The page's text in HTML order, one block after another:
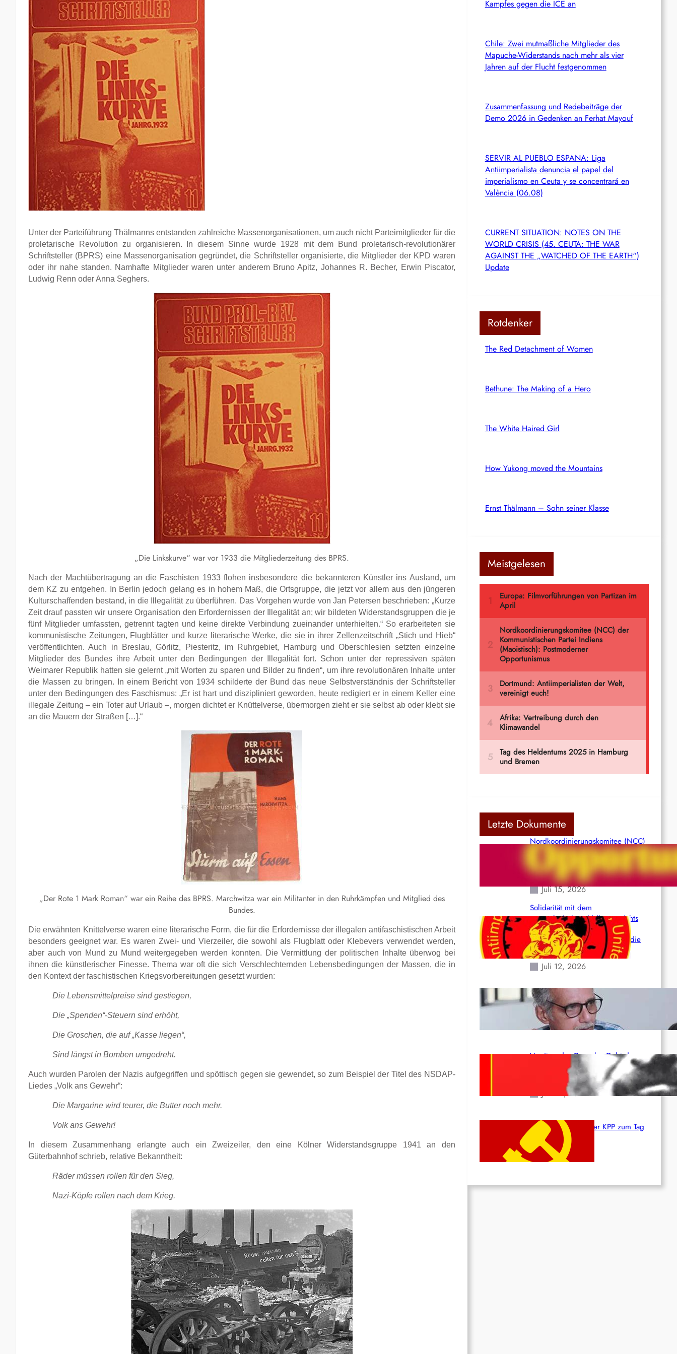
Unter der Parteiführung Thälmanns entstanden zahlreiche Massenorganisationen, um auch nicht Parteimitglieder für die
proletarische Revolution zu organisieren. In diesem Sinne wurde 1928 mit dem Bund proletarisch-revolutionärer
Schriftsteller (BPRS) eine Massenorganisation gegründet, die Schriftsteller organisierte, die Mitglieder der KPD waren
oder ihr nahe standen. Namhafte Mitglieder waren unter anderem Bruno Apitz, Johannes R. Becher, Erwin Piscator,
Ludwig Renn oder Anna Seghers.
„Die Linkskurve“ war vor 1933 die Mitgliederzeitung des BPRS.
Nach der Machtübertragung an die Faschisten 1933 flohen insbesondere die bekannteren Künstler ins Ausland, um
dem KZ zu entgehen. In Berlin jedoch gelang es in hohem Maß, die Ortsgruppe, die jetzt vor allem aus den jüngeren
Kulturschaffenden bestand, in die Illegalität zu überführen. Das Vorgehen wurde von Jan Petersen beschrieben: „Kurze
Zeit drauf passten wir unsere Organisation den Erfordernissen der Illegalität an; wir bildeten Widerstandsgruppen die je
fünf Mitglieder umfassten, getrennt tagten und keine direkte Verbindung zueinander unterhielten.“ So erarbeiteten sie
kommunistische Zeitungen, Flugblätter und kurze literarische Werke, die sie in ihrer Zellenzeitschrift „Stich und Hieb“
veröffentlichten. Auch in Breslau, Görlitz, Piesteritz, im Ruhrgebiet, Hamburg und Oberschlesien setzten einzelne
Mitglieder des Bundes ihre Arbeit unter den Bedingungen der Illegalität fort. Schon unter der repressiven späten
Weimarer Republik hatten sie gelernt „mit Worten zu sparen und Bilder zu finden“, um ihre revolutionären Inhalte unter
die Massen zu bringen. In einem Bericht von 1934 schilderte der Bund das neue Selbstverständnis der Schriftsteller
unter den Bedingungen des Faschismus: „Er ist hart und diszipliniert geworden, heute redigiert er in einem Keller eine
illegale Zeitung – ein Toter auf Urlaub –, morgen dichtet er Knüttelverse, übermorgen zieht er sie selbst ab oder klebt sie
an die Mauern der Straßen […].“
„Der Rote 1 Mark Roman“ war ein Reihe des BPRS. Marchwitza war ein Militanter in den Ruhrkämpfen und Mitglied des
Bundes.
Die erwähnten Knittelverse waren eine literarische Form, die für die Erfordernisse der illegalen antifaschistischen Arbeit
besonders geeignet war. Es waren Zwei- und Vierzeiler, die sowohl als Flugblatt oder Klebevers verwendet werden,
aber auch von Mund zu Mund weitergegeben werden konnten. Die Vermittlung der politischen Inhalte überwog bei
ihnen die künstlerischer Finesse. Thema war oft die sich Verschlechternden Lebensbedingungen der Massen, die in
den Kontext der faschistischen Kriegsvorbereitungen gesetzt wurden:
Die Lebensmittelpreise sind gestiegen,
Die „Spenden“-Steuern sind erhöht,
Die Groschen, die auf „Kasse liegen“,
Sind längst in Bomben umgedreht.
Auch wurden Parolen der Nazis aufgegriffen und spöttisch gegen sie gewendet, so zum Beispiel der Titel des NSDAP-
Liedes „Volk ans Gewehr“:
Die Margarine wird teurer, die Butter noch mehr.
Volk ans Gewehr!
In diesem Zusammenhang erlangte auch ein Zweizeiler, den eine Kölner Widerstandsgruppe 1941 an den
Güterbahnhof schrieb, relative Bekanntheit:
Räder müssen rollen für den Sieg,
Nazi-Köpfe rollen nach dem Krieg.
Kampfes gegen die ICE an
Chile: Zwei mutmaßliche Mitglieder des
Mapuche-Widerstands nach mehr als vier
Jahren auf der Flucht festgenommen
Zusammenfassung und Redebeiträge der
Demo 2026 in Gedenken an Ferhat Mayouf
SERVIR AL PUEBLO ESPANA: Liga
Antiimperialista denuncia el papel del
imperialismo en Ceuta y se concentrará en
València (06.08)
CURRENT SITUATION: NOTES ON THE
WORLD CRISIS (45. CEUTA: THE WAR
AGAINST THE „WATCHED OF THE EARTH“)
Update
Rotdenker
The Red Detachment of Women
Bethune: The Making of a Hero
The White Haired Girl
How Yukong moved the Mountains
Ernst Thälmann – Sohn seiner Klasse
Meistgelesen
Letzte Dokumente
Nordkoordinierungskomitee (NCC)
der Kommunistischen Partei Indiens
(Maoistisch): Postmoderner
Opportunismus
Juli 15, 2026
Solidarität mit dem
venezolanischem Volk angesichts
der verlorenen Leben und der
katastrophalen Situation durch die
Erdbeben des 24. Juni!
Juli 12, 2026
Indien: „Die Politik der
Kapitulation“ von K. Murali (Ajith)
Juli 1, 2026
Vorsitzender Gonzalo: Gebt das
Leben für die Partei und die
Juni 19, 2026
Beschluss des ZK der KPP zum Tag
des Heldentums
Juni 19, 2026